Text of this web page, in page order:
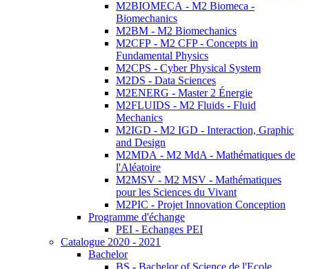
M2BIOMECA - M2 Biomeca -
Biomechanics
M2BM - M2 Biomechanics
M2CFP - M2 CFP - Concepts in
Fundamental Physics
M2CPS - Cyber Physical System
M2DS - Data Sciences
M2ENERG - Master 2 Énergie
M2FLUIDS - M2 Fluids - Fluid
Mechanics
M2IGD - M2 IGD - Interaction, Graphic
and Design
M2MDA - M2 MdA - Mathématiques de
l'Aléatoire
M2MSV - M2 MSV - Mathématiques
pour les Sciences du Vivant
M2PIC - Projet Innovation Conception
Programme d'échange
PEI - Echanges PEI
Catalogue 2020 - 2021
Bachelor
BS - Bachelor of Science de l'Ecole